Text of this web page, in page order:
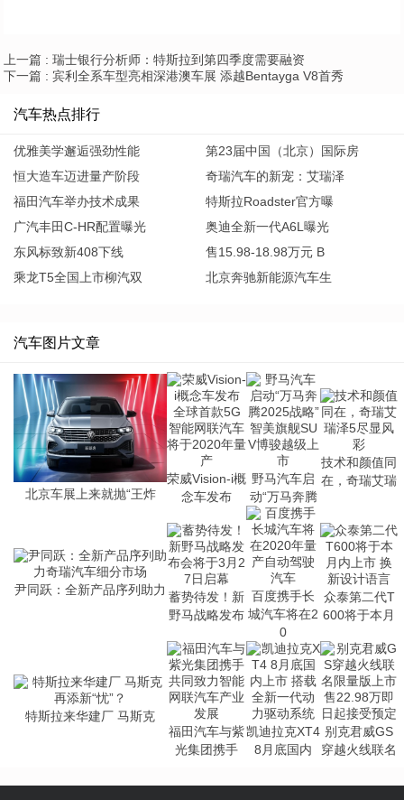
上一篇 : 瑞士银行分析师：特斯拉到第四季度需要融资
下一篇 : 宾利全系车型亮相深港澳车展 添越Bentayga V8首秀
汽车热点排行
优雅美学邂逅强劲性能
第23届中国（北京）国际房
恒大造车迈进量产阶段
奇瑞汽车的新宠：艾瑞泽
福田汽车举办技术成果
特斯拉Roadster官方曝
广汽丰田C-HR配置曝光
奥迪全新一代A6L曝光
东风标致新408下线
售15.98-18.98万元 B
乘龙T5全国上市柳汽双
北京奔驰新能源汽车生
汽车图片文章
北京车展上来就抛“王炸
荣威Vision-i概
念车发布
野马汽车启
动“万马奔腾
技术和颜值同
在，奇瑞艾瑞
尹同跃：全新产品序列助力 蓄势待发！新
野马战略发布
百度携手长
城汽车将在2
0
众泰第二代T
600将于本月
特斯拉来华建厂 马斯克
福田汽车与紫
光集团携手
凯迪拉克XT4
8月底国内
别克君威GS
穿越火线联名